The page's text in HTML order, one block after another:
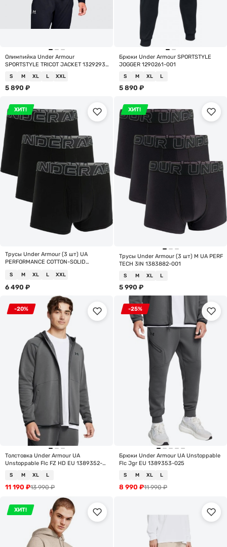
Олимпийка Under Armour
SPORTSTYLE TRICOT JACKET 1329293-
S M XL L XXL
5 890 ₽
Брюки Under Armour SPORTSTYLE
JOGGER 1290261-001
S M XL L
5 890 ₽
ХИТ!
Трусы Under Armour (3 шт) UA
PERFORMANCE COTTON-SOLID
S M XL L XXL
6 490 ₽
ХИТ!
Трусы Under Armour (3 шт) M UA PERF
TECH 3IN 1383882-001
S M XL L
5 990 ₽
-20%
Толстовка Under Armour UA
Unstoppable Flc FZ HD EU 1389352-
S M XL L
13 990₽
11 190 ₽
-25%
Брюки Under Armour UA Unstoppable
Flc Jgr EU 1389353-025
S M XL L
11 990₽
8 990 ₽
ХИТ!